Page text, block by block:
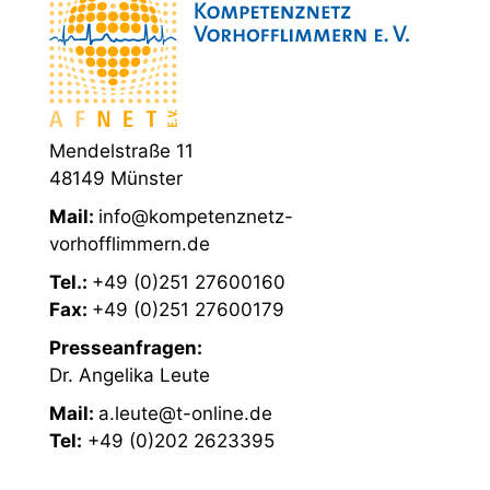
Mendelstraße 11
48149 Münster
Mail: info@kompetenznetz-
vorhofflimmern.de
Tel.: +49 (0)251 27600160
Fax: +49 (0)251 27600179
Presseanfragen:
Dr. Angelika Leute
Mail: a.leute@t-online.de
Tel: +49 (0)202 2623395